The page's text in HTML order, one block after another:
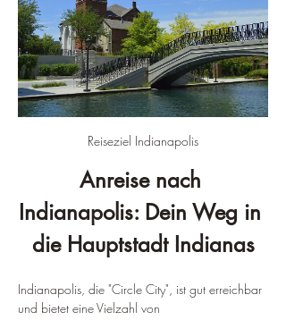
Reiseziel Indianapolis
Anreise nach
Indianapolis: Dein Weg in
die Hauptstadt Indianas
Indianapolis, die "Circle City", ist gut erreichbar
und bietet eine Vielzahl von